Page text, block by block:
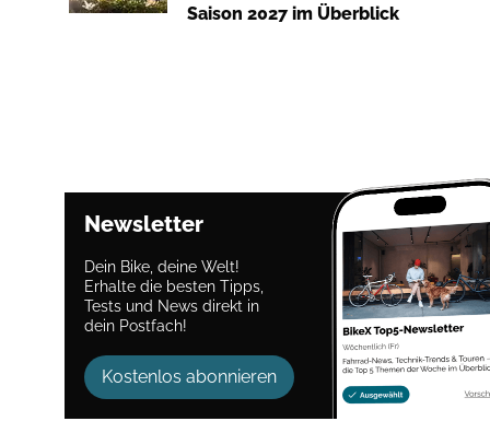
Saison 2027 im Überblick
Newsletter
Dein Bike, deine Welt!
Erhalte die besten Tipps,
Tests und News direkt in
dein Postfach!
Kostenlos abonnieren